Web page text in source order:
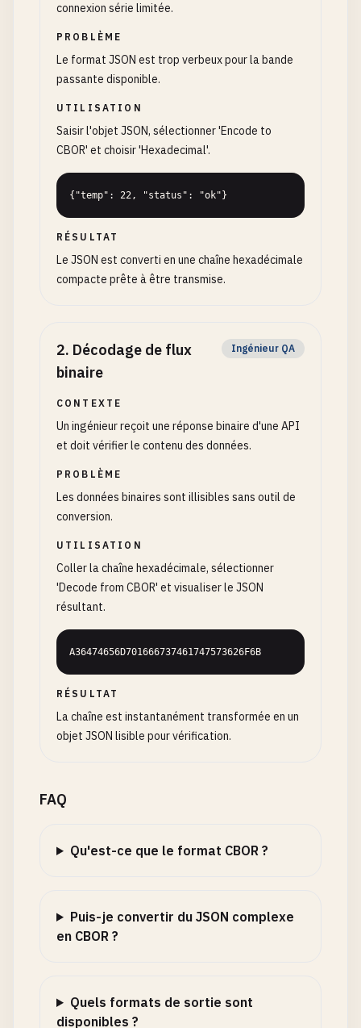
connexion série limitée.
PROBLÈME
Le format JSON est trop verbeux pour la bande
passante disponible.
UTILISATION
Saisir l'objet JSON, sélectionner 'Encode to
CBOR' et choisir 'Hexadecimal'.
{"temp": 22, "status": "ok"}
RÉSULTAT
Le JSON est converti en une chaîne hexadécimale
compacte prête à être transmise.
2. Décodage de flux
binaire
Ingénieur QA
CONTEXTE
Un ingénieur reçoit une réponse binaire d'une API
et doit vérifier le contenu des données.
PROBLÈME
Les données binaires sont illisibles sans outil de
conversion.
UTILISATION
Coller la chaîne hexadécimale, sélectionner
'Decode from CBOR' et visualiser le JSON
résultant.
A36474656D701666737461747573626F6B
RÉSULTAT
La chaîne est instantanément transformée en un
objet JSON lisible pour vérification.
FAQ
Qu'est-ce que le format CBOR ?
Puis-je convertir du JSON complexe
en CBOR ?
Quels formats de sortie sont
disponibles ?